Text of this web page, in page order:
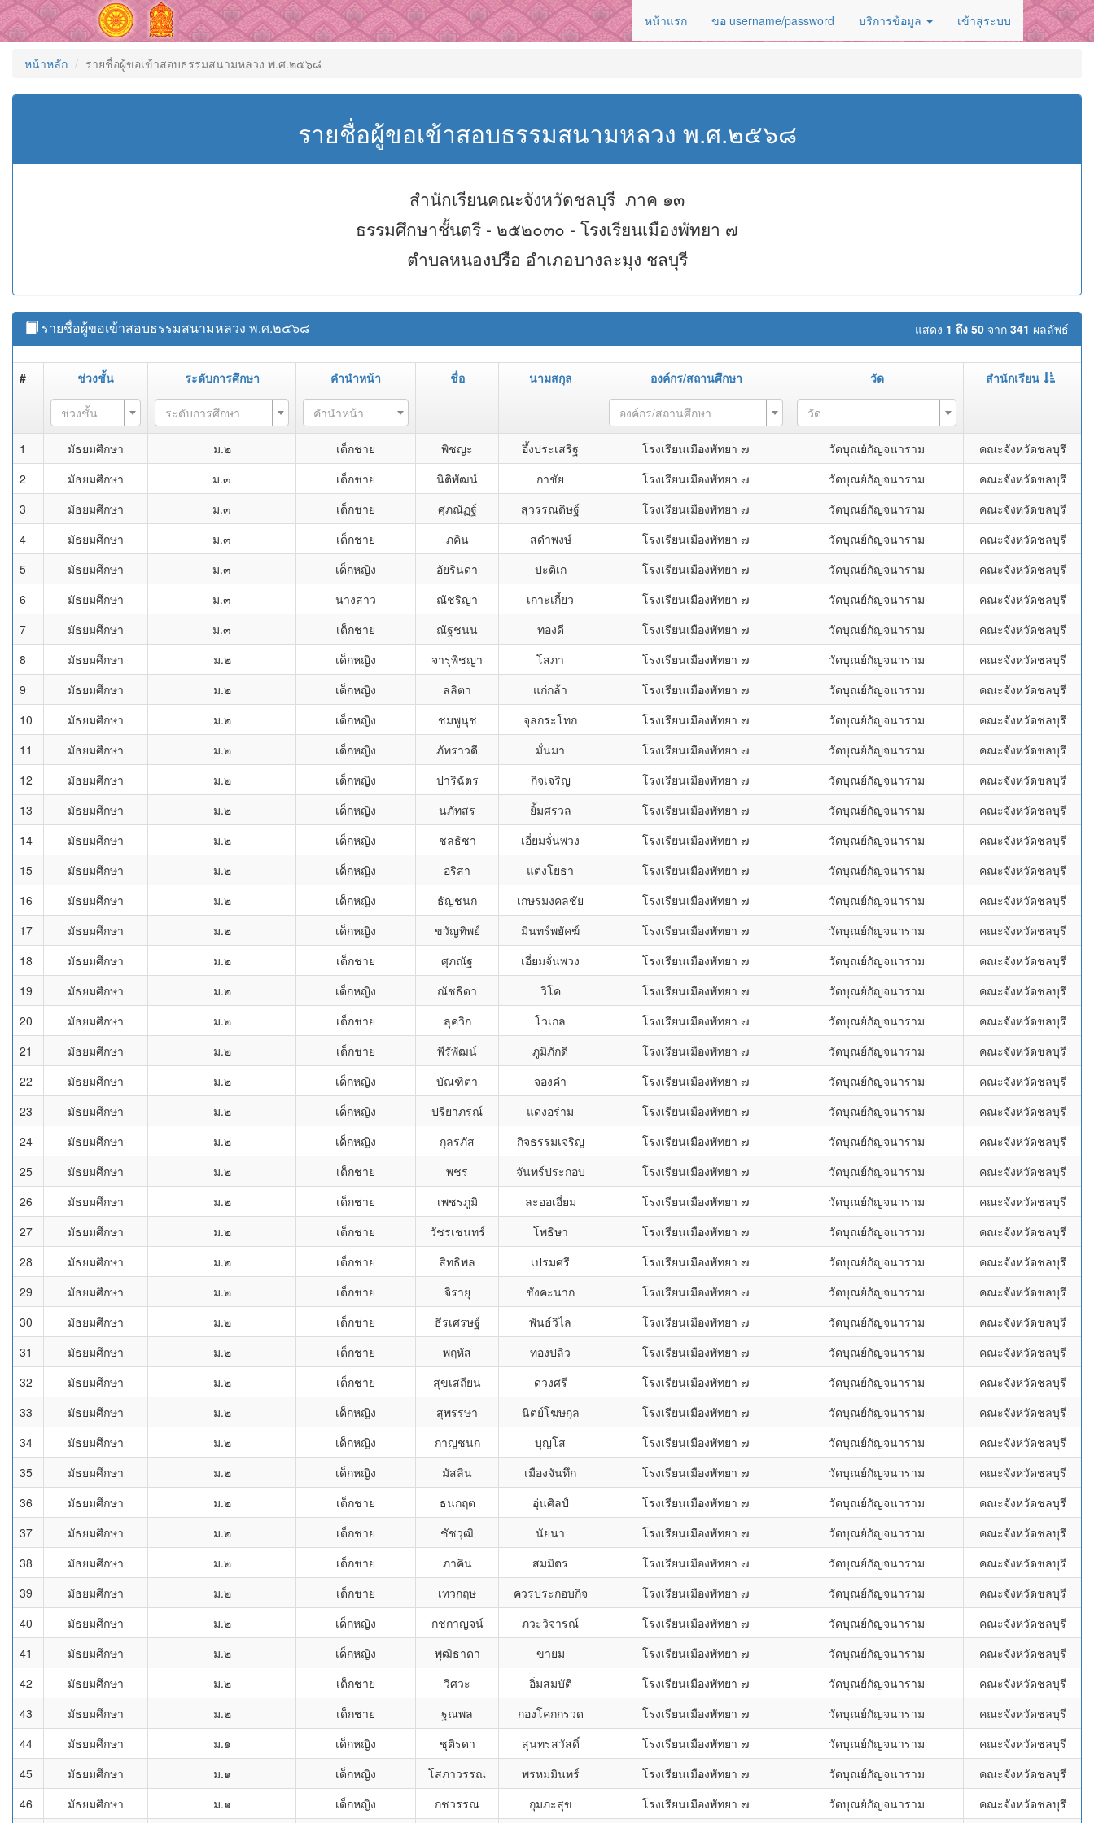
หน้าแรก ขอ username/password บริการข้อมูล เข้าสู่ระบบ
หน้าหลัก รายชื่อผู้ขอเข้าสอบธรรมสนามหลวง พ.ศ.๒๕๖๘
รายชื่อผู้ขอเข้าสอบธรรมสนามหลวง พ.ศ.๒๕๖๘
สำนักเรียนคณะจังหวัดชลบุรี ภาค ๑๓
ธรรมศึกษาชั้นตรี - ๒๕๒๐๓๐ - โรงเรียนเมืองพัทยา ๗
ตำบลหนองปรือ อำเภอบางละมุง ชลบุรี
แสดง 1 ถึง 50 จาก 341 ผลลัพธ์
รายชื่อผู้ขอเข้าสอบธรรมสนามหลวง พ.ศ.๒๕๖๘
# ช่วงชั้น ระดับการศึกษา คำนำหน้า ชื่อ นามสกุล องค์กร/สถานศึกษา วัด สำนักเรียน
ช่วงชั้น ระดับการศึกษา คำนำหน้า องค์กร/สถานศึกษา วัด
1 มัธยมศึกษา ม.๒ เด็กชาย พิชญะ อึ้งประเสริฐ โรงเรียนเมืองพัทยา ๗ วัดบุณย์กัญจนาราม
คณะจังหวัดชลบุรี
2
มัธยมศึกษา ม.๓ เด็กชาย นิติพัฒน์ กาชัย โรงเรียนเมืองพัทยา ๗ วัดบุณย์กัญจนาราม
คณะจังหวัดชลบุรี
3
มัธยมศึกษา ม.๓ เด็กชาย ศุภณัฏฐ์ สุวรรณดิษฐ์ โรงเรียนเมืองพัทยา ๗ วัดบุณย์กัญจนาราม
คณะจังหวัดชลบุรี
4
มัธยมศึกษา ม.๓ เด็กชาย ภคิน สดำพงษ์ โรงเรียนเมืองพัทยา ๗ วัดบุณย์กัญจนาราม
คณะจังหวัดชลบุรี
5
มัธยมศึกษา ม.๓ เด็กหญิง อัยรินดา ปะติเก โรงเรียนเมืองพัทยา ๗ วัดบุณย์กัญจนาราม
คณะจังหวัดชลบุรี
6
มัธยมศึกษา ม.๓ นางสาว ณัชริญา เกาะเกี้ยว โรงเรียนเมืองพัทยา ๗ วัดบุณย์กัญจนาราม
คณะจังหวัดชลบุรี
7
มัธยมศึกษา ม.๓ เด็กชาย ณัฐชนน ทองดี โรงเรียนเมืองพัทยา ๗ วัดบุณย์กัญจนาราม
คณะจังหวัดชลบุรี
8
มัธยมศึกษา ม.๒ เด็กหญิง จารุพิชญา โสภา โรงเรียนเมืองพัทยา ๗ วัดบุณย์กัญจนาราม
คณะจังหวัดชลบุรี
9
มัธยมศึกษา ม.๒ เด็กหญิง ลลิตา แก่กล้า โรงเรียนเมืองพัทยา ๗ วัดบุณย์กัญจนาราม
คณะจังหวัดชลบุรี
10
มัธยมศึกษา ม.๒ เด็กหญิง ชมพูนุช จุลกระโทก โรงเรียนเมืองพัทยา ๗ วัดบุณย์กัญจนาราม
คณะจังหวัดชลบุรี
11
มัธยมศึกษา ม.๒ เด็กหญิง ภัทราวดี มั่นมา โรงเรียนเมืองพัทยา ๗ วัดบุณย์กัญจนาราม
คณะจังหวัดชลบุรี
12
มัธยมศึกษา ม.๒ เด็กหญิง ปาริฉัตร กิจเจริญ โรงเรียนเมืองพัทยา ๗ วัดบุณย์กัญจนาราม
คณะจังหวัดชลบุรี
13
มัธยมศึกษา ม.๒ เด็กหญิง นภัทสร ยิ้มศรวล โรงเรียนเมืองพัทยา ๗ วัดบุณย์กัญจนาราม
คณะจังหวัดชลบุรี
14
มัธยมศึกษา ม.๒ เด็กหญิง ชลธิชา เอี่ยมจั่นพวง โรงเรียนเมืองพัทยา ๗ วัดบุณย์กัญจนาราม
คณะจังหวัดชลบุรี
15
มัธยมศึกษา ม.๒ เด็กหญิง อริสา แต่งโยธา โรงเรียนเมืองพัทยา ๗ วัดบุณย์กัญจนาราม
คณะจังหวัดชลบุรี
16
มัธยมศึกษา ม.๒ เด็กหญิง ธัญชนก เกษรมงคลชัย โรงเรียนเมืองพัทยา ๗ วัดบุณย์กัญจนาราม
คณะจังหวัดชลบุรี
17
มัธยมศึกษา ม.๒ เด็กหญิง ขวัญทิพย์ มินทร์พยัคฆ์ โรงเรียนเมืองพัทยา ๗ วัดบุณย์กัญจนาราม
คณะจังหวัดชลบุรี
18
มัธยมศึกษา ม.๒ เด็กชาย ศุภณัฐ เอี่ยมจั่นพวง โรงเรียนเมืองพัทยา ๗ วัดบุณย์กัญจนาราม
คณะจังหวัดชลบุรี
19
มัธยมศึกษา ม.๒ เด็กหญิง ณัชธิดา วิโค โรงเรียนเมืองพัทยา ๗ วัดบุณย์กัญจนาราม
คณะจังหวัดชลบุรี
20
มัธยมศึกษา ม.๒ เด็กชาย ลุควิก โวเกล โรงเรียนเมืองพัทยา ๗ วัดบุณย์กัญจนาราม
คณะจังหวัดชลบุรี
21
มัธยมศึกษา ม.๒ เด็กชาย พีรัพัฒน์ ภูมิภักดี โรงเรียนเมืองพัทยา ๗ วัดบุณย์กัญจนาราม
คณะจังหวัดชลบุรี
22
มัธยมศึกษา ม.๒ เด็กหญิง บัณฑิตา จองคำ โรงเรียนเมืองพัทยา ๗ วัดบุณย์กัญจนาราม
คณะจังหวัดชลบุรี
23
มัธยมศึกษา ม.๒ เด็กหญิง ปรียาภรณ์ แดงอร่าม โรงเรียนเมืองพัทยา ๗ วัดบุณย์กัญจนาราม
คณะจังหวัดชลบุรี
24
มัธยมศึกษา ม.๒ เด็กหญิง กุลรภัส กิจธรรมเจริญ โรงเรียนเมืองพัทยา ๗ วัดบุณย์กัญจนาราม
คณะจังหวัดชลบุรี
25
มัธยมศึกษา ม.๒ เด็กชาย พชร จันทร์ประกอบ โรงเรียนเมืองพัทยา ๗ วัดบุณย์กัญจนาราม
คณะจังหวัดชลบุรี
26
มัธยมศึกษา ม.๒ เด็กชาย เพชรภูมิ ละออเอี่ยม โรงเรียนเมืองพัทยา ๗ วัดบุณย์กัญจนาราม
คณะจังหวัดชลบุรี
27
มัธยมศึกษา ม.๒ เด็กชาย วัชรเชนทร์ โพธิษา โรงเรียนเมืองพัทยา ๗ วัดบุณย์กัญจนาราม
คณะจังหวัดชลบุรี
28
มัธยมศึกษา ม.๒ เด็กชาย สิทธิพล เปรมศรี โรงเรียนเมืองพัทยา ๗ วัดบุณย์กัญจนาราม
คณะจังหวัดชลบุรี
29
มัธยมศึกษา ม.๒ เด็กชาย จิรายุ ชังคะนาก โรงเรียนเมืองพัทยา ๗ วัดบุณย์กัญจนาราม
คณะจังหวัดชลบุรี
30
มัธยมศึกษา ม.๒ เด็กชาย ธีรเศรษฐ์ พันธ์วิไล โรงเรียนเมืองพัทยา ๗ วัดบุณย์กัญจนาราม
คณะจังหวัดชลบุรี
31
มัธยมศึกษา ม.๒ เด็กชาย พฤหัส ทองปลิว โรงเรียนเมืองพัทยา ๗ วัดบุณย์กัญจนาราม
คณะจังหวัดชลบุรี
32
มัธยมศึกษา ม.๒ เด็กชาย สุขเสถียน ดวงศรี โรงเรียนเมืองพัทยา ๗ วัดบุณย์กัญจนาราม
คณะจังหวัดชลบุรี
33
มัธยมศึกษา ม.๒ เด็กหญิง สุพรรษา นิตย์โฆษกุล โรงเรียนเมืองพัทยา ๗ วัดบุณย์กัญจนาราม
คณะจังหวัดชลบุรี
34
มัธยมศึกษา ม.๒ เด็กหญิง กาญชนก บุญโส โรงเรียนเมืองพัทยา ๗ วัดบุณย์กัญจนาราม
คณะจังหวัดชลบุรี
35
มัธยมศึกษา ม.๒ เด็กหญิง มัสลิน เมืองจันทึก โรงเรียนเมืองพัทยา ๗ วัดบุณย์กัญจนาราม
คณะจังหวัดชลบุรี
36
มัธยมศึกษา ม.๒ เด็กชาย ธนกฤต อุ่นศิลป์ โรงเรียนเมืองพัทยา ๗ วัดบุณย์กัญจนาราม
คณะจังหวัดชลบุรี
37
มัธยมศึกษา ม.๒ เด็กชาย ชัชวุฒิ นัยนา โรงเรียนเมืองพัทยา ๗ วัดบุณย์กัญจนาราม
คณะจังหวัดชลบุรี
38
มัธยมศึกษา ม.๒ เด็กชาย ภาคิน สมมิตร โรงเรียนเมืองพัทยา ๗ วัดบุณย์กัญจนาราม
คณะจังหวัดชลบุรี
39
มัธยมศึกษา ม.๒ เด็กชาย เทวกฤษ ควรประกอบกิจ โรงเรียนเมืองพัทยา ๗ วัดบุณย์กัญจนาราม
คณะจังหวัดชลบุรี
40
มัธยมศึกษา ม.๒ เด็กหญิง กชกาญจน์ ภวะวิจารณ์ โรงเรียนเมืองพัทยา ๗ วัดบุณย์กัญจนาราม
คณะจังหวัดชลบุรี
41
มัธยมศึกษา ม.๒ เด็กหญิง พุฒิธาดา ขายม โรงเรียนเมืองพัทยา ๗ วัดบุณย์กัญจนาราม
คณะจังหวัดชลบุรี
42
มัธยมศึกษา ม.๒ เด็กชาย วิศวะ อิ่มสมบัติ โรงเรียนเมืองพัทยา ๗ วัดบุณย์กัญจนาราม
คณะจังหวัดชลบุรี
43
มัธยมศึกษา ม.๒ เด็กชาย ฐณพล กองโคกกรวด โรงเรียนเมืองพัทยา ๗ วัดบุณย์กัญจนาราม
คณะจังหวัดชลบุรี
44
มัธยมศึกษา ม.๑ เด็กหญิง ชุติรดา สุนทรสวัสดิ์ โรงเรียนเมืองพัทยา ๗ วัดบุณย์กัญจนาราม
คณะจังหวัดชลบุรี
45
มัธยมศึกษา ม.๑ เด็กหญิง โสภาวรรณ พรหมมินทร์ โรงเรียนเมืองพัทยา ๗ วัดบุณย์กัญจนาราม
คณะจังหวัดชลบุรี
46
มัธยมศึกษา ม.๑ เด็กหญิง กชวรรณ กุมภะสุข โรงเรียนเมืองพัทยา ๗ วัดบุณย์กัญจนาราม คณะจังหวัดชลบุรี